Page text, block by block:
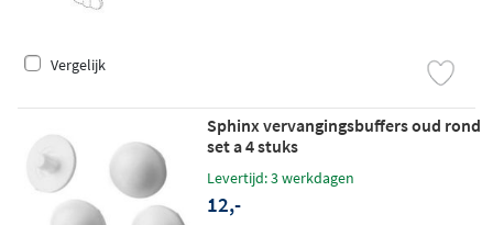
Vergelijk
Sphinx vervangingsbuffers oud rond
set a 4 stuks
Levertijd: 3 werkdagen
12,-